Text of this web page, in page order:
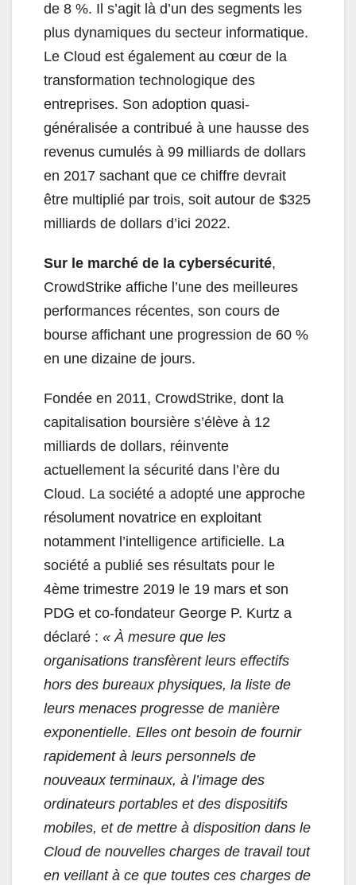
de 8 %. Il s’agit là d’un des segments les
plus dynamiques du secteur informatique.
Le Cloud est également au cœur de la
transformation technologique des
entreprises. Son adoption quasi-
généralisée a contribué à une hausse des
revenus cumulés à 99 milliards de dollars
en 2017 sachant que ce chiffre devrait
être multiplié par trois, soit autour de $325
milliards de dollars d’ici 2022.
Sur le marché de la cybersécurité,
CrowdStrike affiche l’une des meilleures
performances récentes, son cours de
bourse affichant une progression de 60 %
en une dizaine de jours.
Fondée en 2011, CrowdStrike, dont la
capitalisation boursière s’élève à 12
milliards de dollars, réinvente
actuellement la sécurité dans l’ère du
Cloud. La société a adopté une approche
résolument novatrice en exploitant
notamment l’intelligence artificielle. La
société a publié ses résultats pour le
4ème trimestre 2019 le 19 mars et son
PDG et co-fondateur George P. Kurtz a
déclaré : « À mesure que les
organisations transfèrent leurs effectifs
hors des bureaux physiques, la liste de
leurs menaces progresse de manière
exponentielle. Elles ont besoin de fournir
rapidement à leurs personnels de
nouveaux terminaux, à l’image des
ordinateurs portables et des dispositifs
mobiles, et de mettre à disposition dans le
Cloud de nouvelles charges de travail tout
en veillant à ce que toutes ces charges de